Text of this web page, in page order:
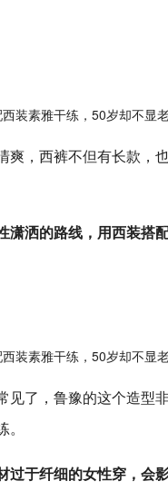
爽，西裤不但有长款，
潇洒的路线，用西装搭
见了，鲁豫的这个造型
。
过于纤细的女性穿，会